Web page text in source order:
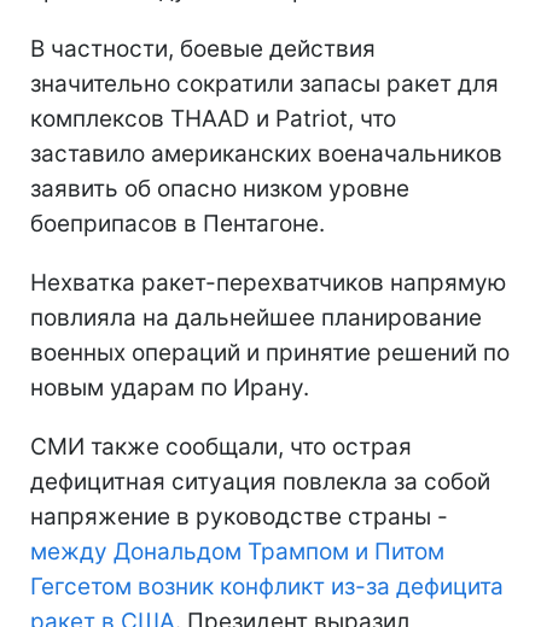
В частности, боевые действия
значительно сократили запасы ракет для
комплексов THAAD и Patriot, что
заставило американских военачальников
заявить об опасно низком уровне
боеприпасов в Пентагоне.
Нехватка ракет-перехватчиков напрямую
повлияла на дальнейшее планирование
военных операций и принятие решений по
новым ударам по Ирану.
СМИ также сообщали, что острая
дефицитная ситуация повлекла за собой
напряжение в руководстве страны -
между Дональдом Трампом и Питом
Гегсетом возник конфликт из-за дефицита
ракет в США. Президент выразил